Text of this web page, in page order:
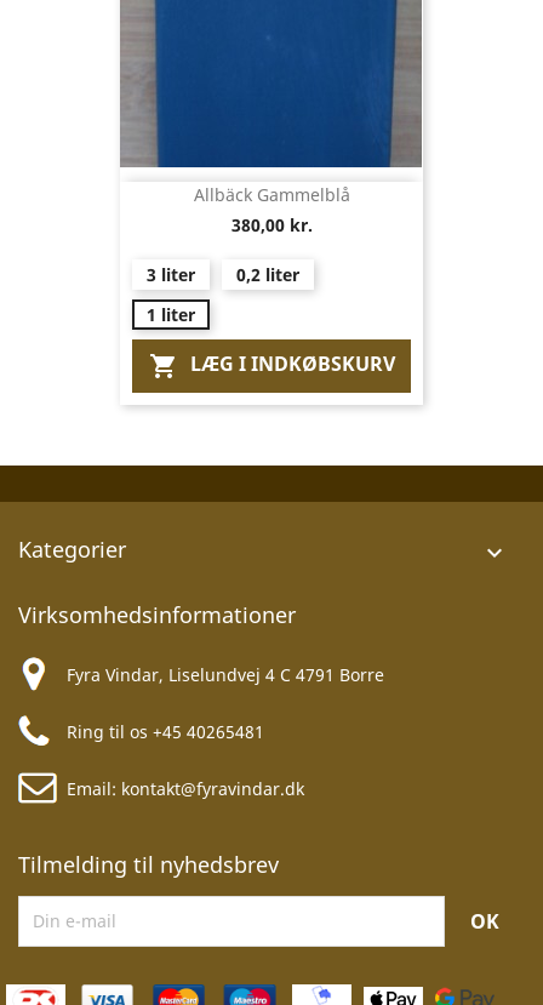
Allbäck Gammelblå
380,00 kr.
3 liter
0,2 liter
1 liter
 LÆG I INDKØBSKURV
Kategorier 
Virksomhedsinformationer
Fyra Vindar, Liselundvej 4 C 4791 Borre
Ring til os +45 40265481
Email: kontakt@fyravindar.dk
Tilmelding til nyhedsbrev